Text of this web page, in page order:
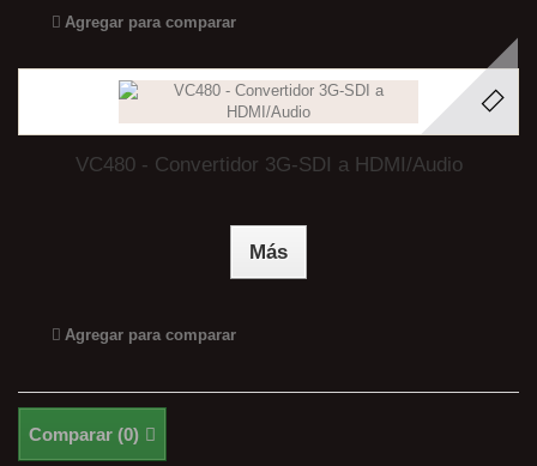
Agregar para comparar
VC480 - Convertidor 3G-SDI a HDMI/Audio
Más
Agregar para comparar
Comparar (0)